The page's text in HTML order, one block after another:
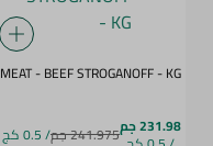
MEAT - BEEF STROGANOFF - KG
231.98 جم 241.975 جم / 0.5 كج